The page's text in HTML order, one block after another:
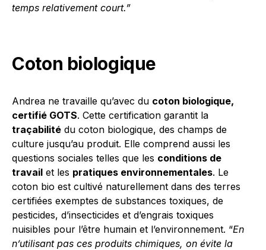
temps relativement court.”
Coton biologique
Andrea ne travaille qu’avec du coton biologique,
certifié GOTS. Cette certification garantit la
traçabilité du coton biologique, des champs de
culture jusqu’au produit. Elle comprend aussi les
questions sociales telles que les conditions de
travail et les pratiques environnementales. Le
coton bio est cultivé naturellement dans des terres
certifiées exemptes de substances toxiques, de
pesticides, d’insecticides et d’engrais toxiques
nuisibles pour l’être humain et l’environnement. “En
n’utilisant pas ces produits chimiques, on évite la